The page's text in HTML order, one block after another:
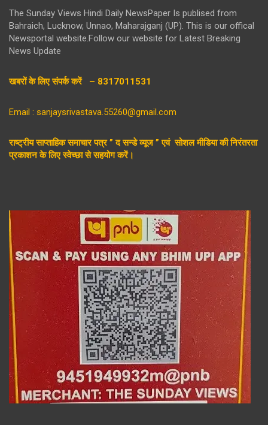
The Sunday Views Hindi Daily NewsPaper Is publised from
Bahraich, Lucknow, Unnao, Maharajganj (UP). This is our offical
Newsportal website.Follow our website for Latest Breaking
News Update
खबरों के लिए संपर्क करें – 8317011531
Email : sanjaysrivastava.55260@gmail.com
राष्ट्रीय साप्ताहिक समाचार पत्र ” द सन्डे व्यूज ” एवं सोशल मीडिया की निरंतरता
प्रकाशन के लिए स्वेच्छा से सहयोग करें।